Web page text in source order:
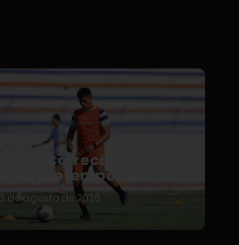
Correcaminos
su pretemporada
3 de agosto de 2026